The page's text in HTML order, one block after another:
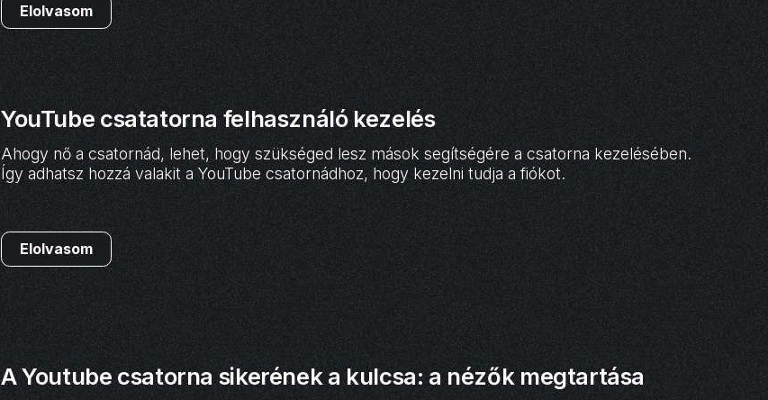
Elolvasom
YouTube csatatorna felhasználó kezelés
Ahogy nő a csatornád, lehet, hogy szükséged lesz mások segítségére a csatorna kezelésében.
Így adhatsz hozzá valakit a YouTube csatornádhoz, hogy kezelni tudja a fiókot.
Elolvasom
A Youtube csatorna sikerének a kulcsa: a nézők megtartása